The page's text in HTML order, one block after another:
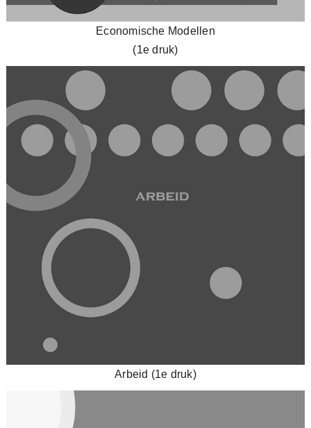
Economische Modellen
(1e druk)
Arbeid (1e druk)